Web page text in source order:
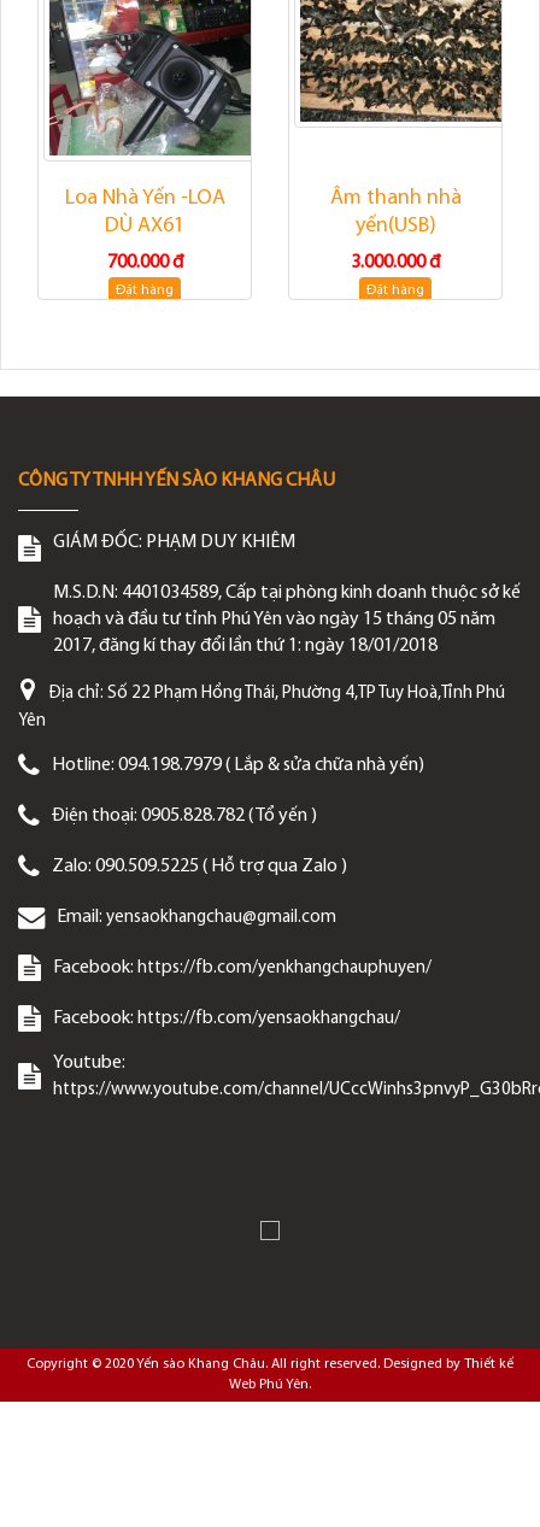
Loa Nhà Yến -LOA
DÙ AX61
700.000 đ
Đặt hàng
Âm thanh nhà
yến(USB)
3.000.000 đ
Đặt hàng
CÔNG TY TNHH YẾN SÀO KHANG CHÂU
GIÁM ĐỐC: PHẠM DUY KHIÊM
M.S.D.N: 4401034589, Cấp tại phòng kinh doanh thuộc sở kế
hoạch và đầu tư tỉnh Phú Yên vào ngày 15 tháng 05 năm
2017, đăng kí thay đổi lần thứ 1: ngày 18/01/2018
Địa chỉ: Số 22 Phạm Hồng Thái, Phường 4,TP Tuy Hoà,Tỉnh Phú
Yên
Hotline: 094.198.7979 ( Lắp & sửa chữa nhà yến)
Điện thoại: 0905.828.782 ( Tổ yến )
Zalo: 090.509.5225 ( Hỗ trợ qua Zalo )
Email: yensaokhangchau@gmail.com
Facebook: https://fb.com/yenkhangchauphuyen/
Facebook: https://fb.com/yensaokhangchau/
Youtube:
https://www.youtube.com/channel/
Copyright © 2020 Yến sào Khang Châu. All right reserved. Designed by
Thiết kế
Web Phú Yên.